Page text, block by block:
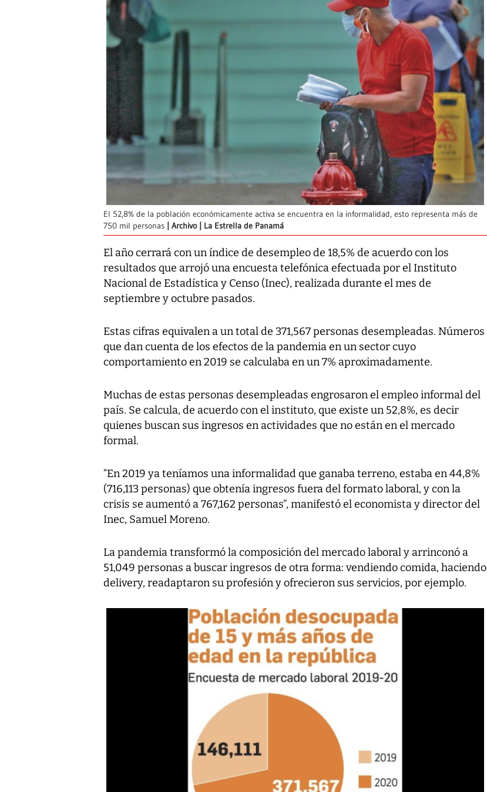
El 52,8% de la población económicamente activa se encuentra en la informalidad, esto representa más de
750 mil personas
Archivo | La Estrella de Panamá
El año cerrará con un índice de desempleo de 18,5% de acuerdo con los
resultados que arrojó una encuesta telefónica efectuada por el Instituto
Nacional de Estadística y Censo (Inec), realizada durante el mes de
septiembre y octubre pasados.
Estas cifras equivalen a un total de 371,567 personas desempleadas. Números
que dan cuenta de los efectos de la pandemia en un sector cuyo
comportamiento en 2019 se calculaba en un 7% aproximadamente.
Muchas de estas personas desempleadas engrosaron el empleo informal del
país. Se calcula, de acuerdo con el instituto, que existe un 52,8%, es decir
quienes buscan sus ingresos en actividades que no están en el mercado
formal.
“En 2019 ya teníamos una informalidad que ganaba terreno, estaba en 44,8%
(716,113 personas) que obtenía ingresos fuera del formato laboral, y con la
crisis se aumentó a 767,162 personas”, manifestó el economista y director del
Inec, Samuel Moreno.
La pandemia transformó la composición del mercado laboral y arrinconó a
51,049 personas a buscar ingresos de otra forma: vendiendo comida, haciendo
delivery, readaptaron su profesión y ofrecieron sus servicios, por ejemplo.